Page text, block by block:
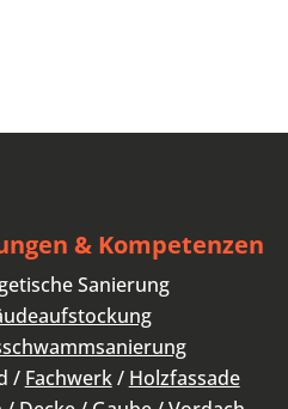
& Kompetenzen
Sanierung
/ Fachwerk/ Holzfassade